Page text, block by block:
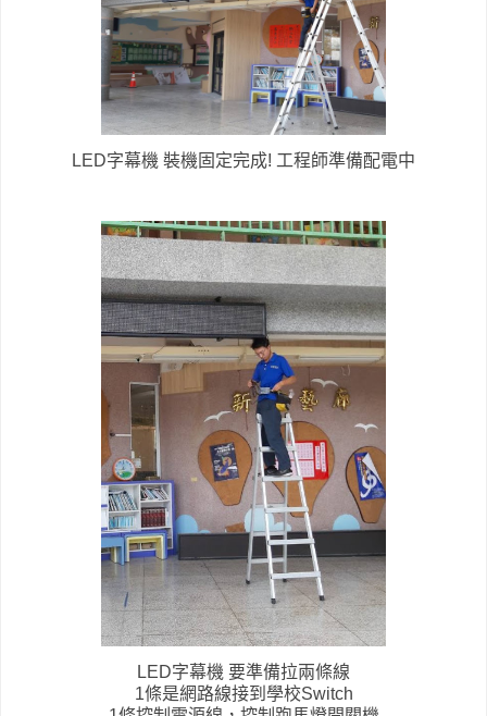
LED字幕機 裝機固定完成! 工程師準備配電中
LED字幕機 要準備拉兩條線
1條是網路線接到學校Switch